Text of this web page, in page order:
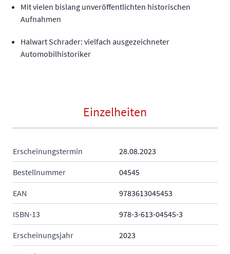
Mit vielen bislang unveröffentlichten historischen
Aufnahmen
Halwart Schrader: vielfach ausgezeichneter
Automobilhistoriker
Einzelheiten
Erscheinungstermin 28.08.2023
Bestellnummer 04545
EAN 9783613045453
ISBN-13 978-3-613-04545-3
Erscheinungsjahr 2023